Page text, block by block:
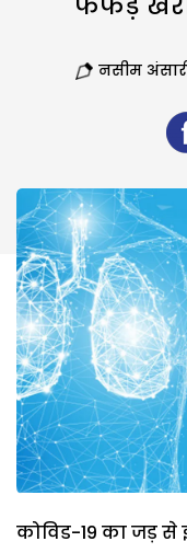
नसीम
कोविड-19 का जड़ से